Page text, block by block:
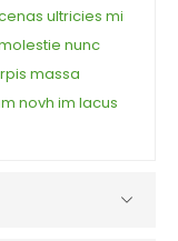
ultricies mi
nunc
massa
novh im lacus